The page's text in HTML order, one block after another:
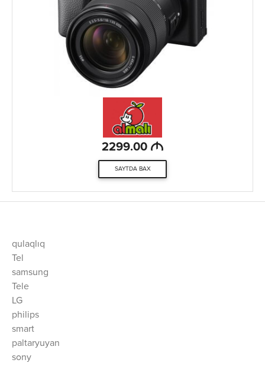
2299.00 M
SAYTDA BAX
qulaqlıq
Tel
samsung
Tele
LG
philips
smart
paltaryuyan
sony